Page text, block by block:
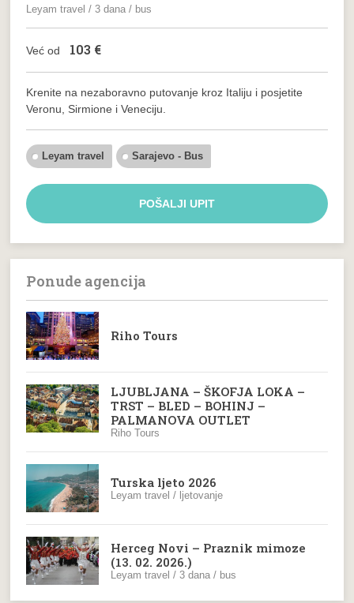
Leyam travel / 3 dana / bus
Već od 103 €
Krenite na nezaboravno putovanje kroz Italiju i posjetite
Veronu, Sirmione i Veneciju.
Leyam travel Sarajevo - Bus
POŠALJI UPIT
Ponude agencija
Riho Tours
LJUBLJANA – ŠKOFJA LOKA –
TRST – BLED – BOHINJ –
PALMANOVA OUTLET
Riho Tours
Turska ljeto 2026
Leyam travel / ljetovanje
Herceg Novi – Praznik mimoze
(13. 02. 2026.)
Leyam travel / 3 dana / bus